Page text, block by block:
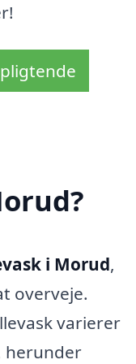
i Morud,
overveje.
varierer
herunder